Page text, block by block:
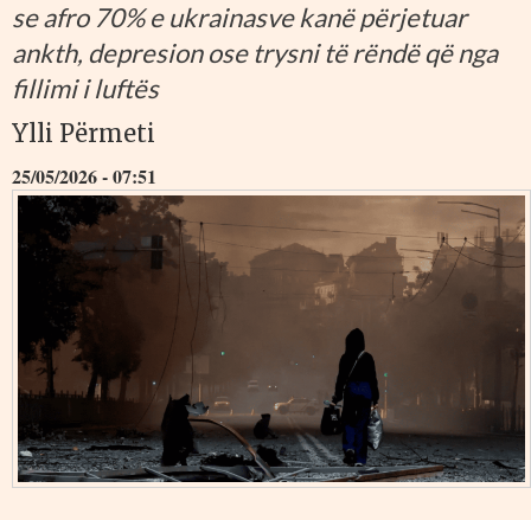
se afro 70% e ukrainasve kanë përjetuar
ankth, depresion ose trysni të rëndë që nga
fillimi i luftës
Ylli Përmeti
25/05/2026 - 07:51